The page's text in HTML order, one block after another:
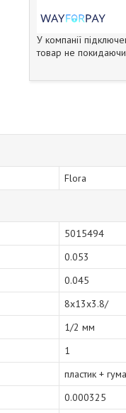
У компанії
товар не покидаючи
Flora
5015494
0.053
0.045
8x13x3.8/
1/2 мм
1
пластик + гума
0.000325